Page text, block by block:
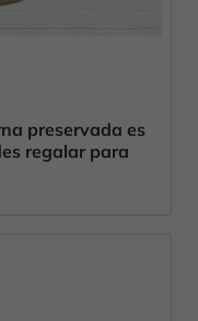
preservada es
regalar para